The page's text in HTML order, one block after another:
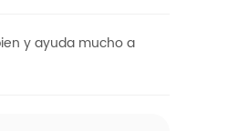
y ayuda mucho a